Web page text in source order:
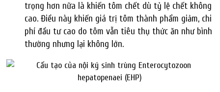
trọng hơn nữa là khiến tôm chết dù tỷ lệ chết không
cao. Điều này khiến giá trị tôm thành phẩm giảm, chi
phí đầu tư cao do tôm vẫn tiêu thụ thức ăn như bình
thường nhưng lại không lớn.